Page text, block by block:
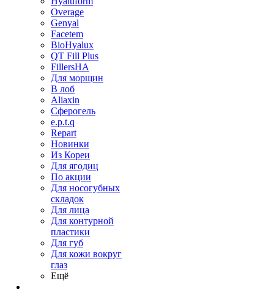
Overage
Genyal
Facetem
BioHyalux
QT Fill Plus
FillersHA
Для морщин
В лоб
Aliaxin
Сферогель
e.p.t.q
Repart
Новинки
Из Кореи
Для ягодиц
По акции
Для носогубных
складок
Для лица
Для контурной
пластики
Для губ
Для кожи вокруг
глаз
Ещё